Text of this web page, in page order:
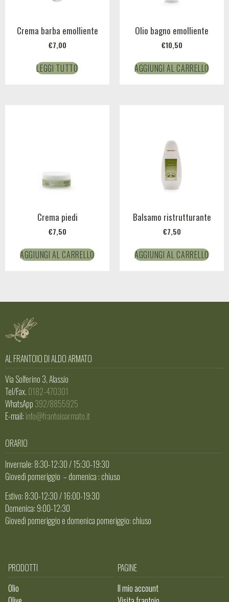
Crema barba emolliente
€7,00
LEGGI TUTTO
Olio bagno emolliente
€10,50
AGGIUNGI AL CARRELLO
Crema piedi
€7,50
AGGIUNGI AL CARRELLO
Balsamo ristrutturante
€7,50
AGGIUNGI AL CARRELLO
AL FRANTOIO DI ALDO ARMATO
Via Solferino 3, Alassio
Tel/Fax. 0182-470301
WhatsApp 392/8855925
E-mail: info@frantoioarmato.it
ORARIO
Invernale: 8:30-12:30 / 15:30-19:30
Giovedì pomeriggio – domenica : chiuso
Estivo: 8:30-12:30 / 16:00-19:30
Domenica: 9:00-12:30
Giovedì pomeriggio e domenica pomeriggio: chiuso
PRODOTTI
Olio
PAGINE
Il mio account